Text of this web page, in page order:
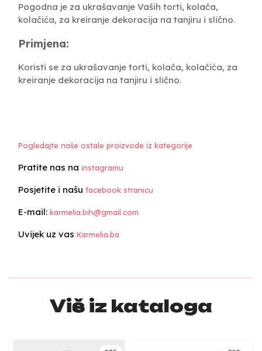
Pogodna je za ukrašavanje Vaših torti, kolača,
kolačića, za kreiranje dekoracija na tanjiru i slično.
Primjena:
Koristi se za ukrašavanje torti, kolača, kolačića, za
kreiranje dekoracija na tanjiru i slično.
Pogledajte naše ostale proizvode iz kategorije
Pratite nas na instagramu
Posjetite i našu facebook stranicu
E-mail: karmelia.bih@gmail.com
Uvijek uz vas Karmelia.ba
Više iz kataloga